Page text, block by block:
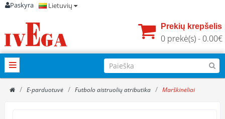
Paskyra Lietuvių
Prekių krepšelis
0 prekė(s) - 0.00€
E-parduotuvė Futbolo aistruolių atributika Marškinėliai